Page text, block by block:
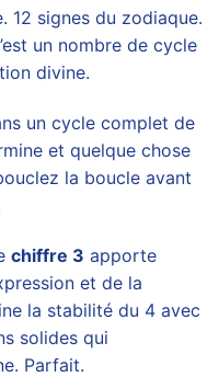
12 signes du zodiaque.
un nombre de cycle
divine.
un cycle complet de
et quelque chose
la boucle avant
chiffre 3 apporte
et de la
la stabilité du 4 avec
solides qui
Parfait.